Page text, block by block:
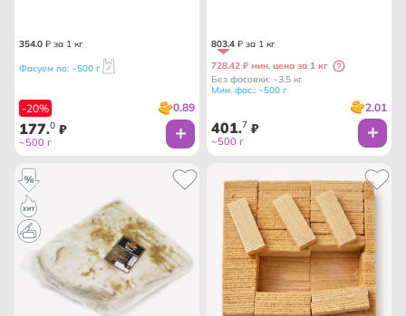
354.0 ₽ за 1 кг
Фасуем по: ~500 г
-20% 0.89
177.0 ₽
~500 г
803.4 ₽ за 1 кг
728.42 ₽ мин. цена за 1 кг
Без фасовки: ~3.5 кг
Мин. фас.: ~500 г
2.01
401.7 ₽
~500 г